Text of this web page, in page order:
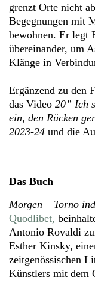
grenzt Orte nicht
Begegnungen mit
bewohnen. Er legt
übereinander, um
Klänge in
Ergänzend zu den
das Video 20” Ich
ein, den Rücken
2023-24 und die
Das Buch
Morgen – Torno
Quodlibet,
Antonio Rovaldi
Esther Kinsky,
zeitgenössischen
Künstlers mit dem